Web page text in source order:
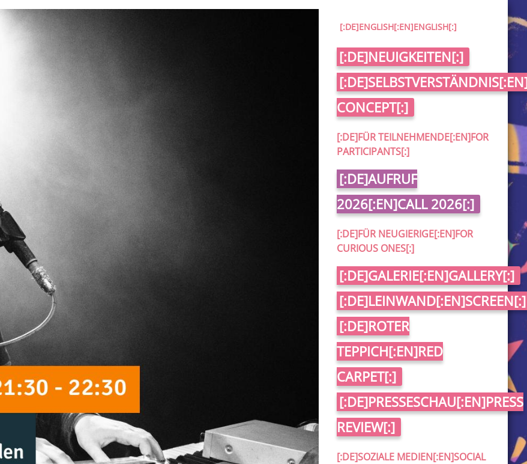
[:DE]ENGLISH[:EN]ENGLISH[:]
[:DE]NEUIGKEITEN[:]
CONCEPT[:]
[:DE]FÜR TEILNEHMENDE[:EN]FOR
PARTICIPANTS[:]
[:DE]AUFRUF
2026[:EN]CALL 2026[:]
[:DE]FÜR NEUGIERIGE[:EN]FOR
CURIOUS ONES[:]
[:DE]GALERIE[:EN]GALLERY[:]
[:DE]LEINWAND[:EN]SCREEN[:]
[:DE]ROTER
TEPPICH[:EN]RED
CARPET[:]
[:DE]PRESSESCHAU[:EN]PRESS
REVIEW[:]
[:DE]SOZIALE MEDIEN[:EN]SOCIAL